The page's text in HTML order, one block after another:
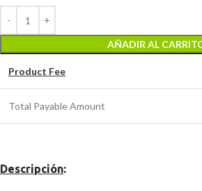
AÑADIR AL
Product Fee
Total Payable Amount
Descripción: